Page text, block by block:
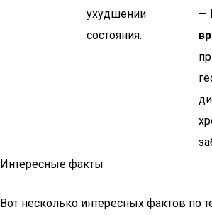
ухудшении
состояния.
—
Интересные факты
Вот несколько интересных фактов по